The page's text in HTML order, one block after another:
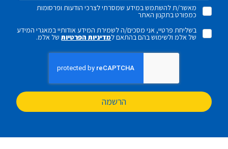
מאשר/ת להשתמש במידע שמסרתי לצרכי הודעות ופרסומות
כמפורט בתקנון האתר
בשליחת פרטיי, אני מסכים/ה לשמירת המידע אודותיי במאגרי המידע
של אלמ ולשימוש בהם בהתאם למדיניות הפרטיותשל אלמ.
הרשמה